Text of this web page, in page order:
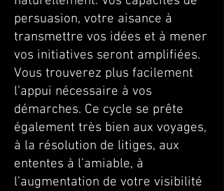
persuasion, votre aisance à
transmettre vos idées et à mener
vos initiatives seront amplifiées.
Vous trouverez plus facilement
l’appui nécessaire à vos
démarches. Ce cycle se prête
également très bien aux voyages,
à la résolution de litiges, aux
ententes à l’amiable, à
l’augmentation de votre visibilité